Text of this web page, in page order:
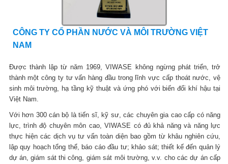
CÔNG TY CỔ PHẦN NƯỚC VÀ MÔI TRƯỜNG VIỆT
NAM
Được thành lập từ năm 1969, VIWASE không ngừng phát triển, trở
thành một công ty tư vấn hàng đầu trong lĩnh vực cấp thoát nước, vệ
sinh môi trường, hạ tầng kỹ thuật và ứng phó với biến đổi khí hậu tại
Việt Nam.
Với hơn 300 cán bộ là tiến sĩ, kỹ sư, các chuyên gia cao cấp có năng
lực, trình độ chuyên môn cao, VIWASE có đủ khả năng và năng lực
thực hiện các dịch vụ tư vấn toàn diện bao gồm từ khâu nghiên cứu,
lập quy hoạch tổng thể, báo cáo đầu tư; khảo sát; thiết kế đến quản lý
dự án, giám sát thi công, giám sát môi trường, v.v. cho các dự án cấp